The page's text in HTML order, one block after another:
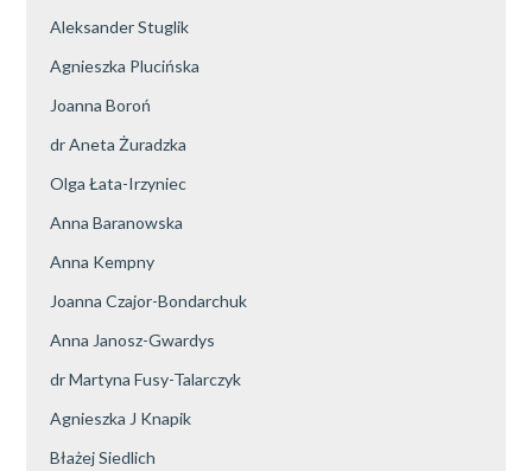
Aleksander Stuglik
Agnieszka Plucińska
Joanna Boroń
dr Aneta Żuradzka
Olga Łata-Irzyniec
Anna Baranowska
Anna Kempny
Joanna Czajor-Bondarchuk
Anna Janosz-Gwardys
dr Martyna Fusy-Talarczyk
Agnieszka J Knapik
Błażej Siedlich